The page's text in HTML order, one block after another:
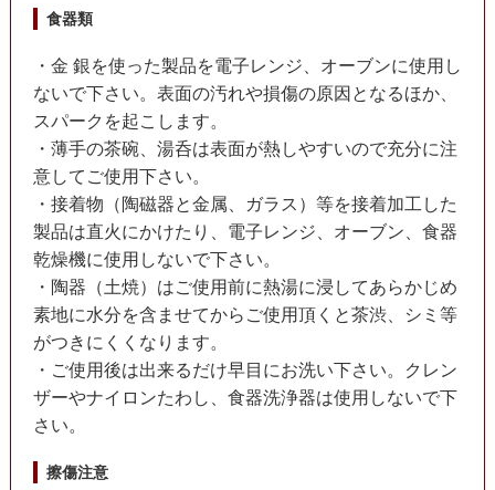
食器類
・金 銀を使った製品を電子レンジ、オーブンに使用し
ないで下さい。表面の汚れや損傷の原因となるほか、
スパークを起こします。
・薄手の茶碗、湯呑は表面が熱しやすいので充分に注
意してご使用下さい。
・接着物（陶磁器と金属、ガラス）等を接着加工した
製品は直火にかけたり、電子レンジ、オーブン、食器
乾燥機に使用しないで下さい。
・陶器（土焼）はご使用前に熱湯に浸してあらかじめ
素地に水分を含ませてからご使用頂くと茶渋、シミ等
がつきにくくなります。
・ご使用後は出来るだけ早目にお洗い下さい。クレン
ザーやナイロンたわし、食器洗浄器は使用しないで下
さい。
擦傷注意